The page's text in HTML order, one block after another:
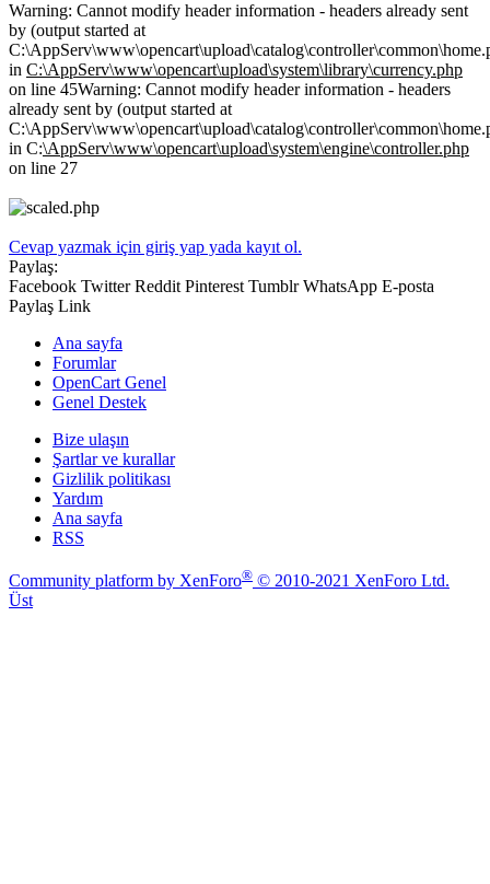
Warning: Cannot modify header information - headers already sent
by (output started at
in C:\AppServ\www\opencart\upload\system\library\currency.php
on line 45Warning: Cannot modify header information - headers
already sent by (output started at
in C:\AppServ\www\opencart\upload\system\engine\controller.php
on line 27
Cevap yazmak için giriş yap yada kayıt ol.
Paylaş:
Facebook Twitter Reddit Pinterest Tumblr WhatsApp E-posta
Paylaş Link
Ana sayfa
Forumlar
OpenCart Genel
Genel Destek
Bize ulaşın
Şartlar ve kurallar
Gizlilik politikası
Yardım
Ana sayfa
RSS
Community platform by XenForo® © 2010-2021 XenForo Ltd.
Üst